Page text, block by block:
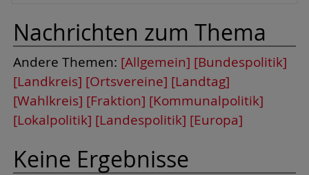
Nachrichten zum Thema
Andere Themen: [Allgemein] [Bundespolitik]
[Landkreis] [Ortsvereine] [Landtag]
[Wahlkreis] [Fraktion] [Kommunalpolitik]
[Lokalpolitik] [Landespolitik] [Europa]
Keine Ergebnisse